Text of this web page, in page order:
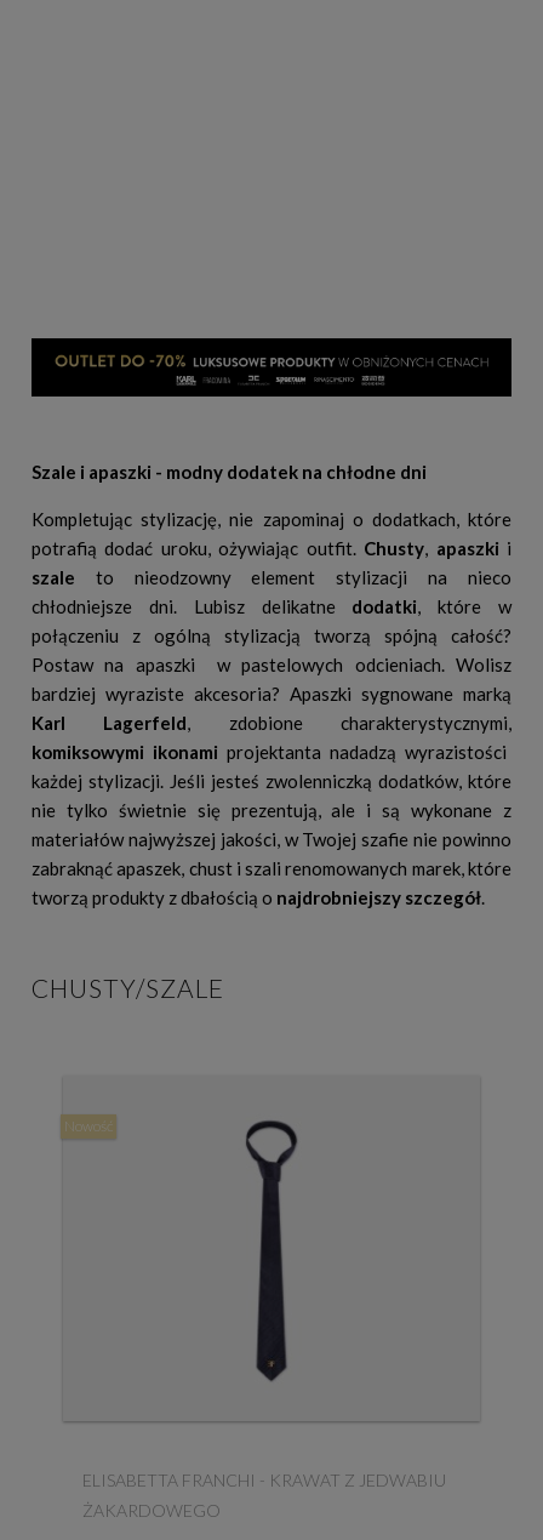
Szale i apaszki - modny dodatek na chłodne dni
Kompletując stylizację, nie zapominaj o dodatkach, które
potrafią dodać uroku, ożywiając outfit. Chusty, apaszki i
szale to nieodzowny element stylizacji na nieco
chłodniejsze dni. Lubisz delikatne dodatki, które w
połączeniu z ogólną stylizacją tworzą spójną całość?
Postaw na apaszki w pastelowych odcieniach. Wolisz
bardziej wyraziste akcesoria? Apaszki sygnowane marką
Karl Lagerfeld, zdobione charakterystycznymi,
komiksowymi ikonami projektanta nadadzą wyrazistości
każdej stylizacji. Jeśli jesteś zwolenniczką dodatków, które
nie tylko świetnie się prezentują, ale i są wykonane z
materiałów najwyższej jakości, w Twojej szafie nie powinno
zabraknąć apaszek, chust i szali renomowanych marek, które
tworzą produkty z dbałością o najdrobniejszy szczegół.
CHUSTY/SZALE
ELISABETTA FRANCHI - KRAWAT Z JEDWABIU
ŻAKARDOWEGO
Nowość